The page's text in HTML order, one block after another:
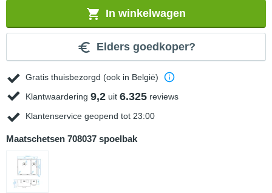
In winkelwagen
Elders goedkoper?
Gratis thuisbezorgd (ook in België)
Klantwaardering 9,2 uit 6.325 reviews
Klantenservice geopend tot 23:00
Maatschetsen 708037 spoelbak